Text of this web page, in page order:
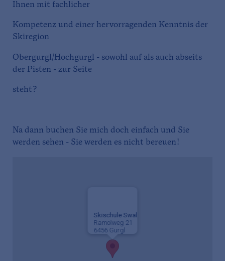
Ihnen mit fachlicher
Kompetenz und einer hervorragenden Kenntnis der
Skiregion
Obergurgl/Hochgurgl - sowohl auf als auch abseits
der Pisten - zur Seite
steht?
Na dann buchen Sie mich doch einfach und Sie
werden sehen - Sie werden es nicht bereuen!
Skischule Swal
Ramolweg 21
6456 Gurgl